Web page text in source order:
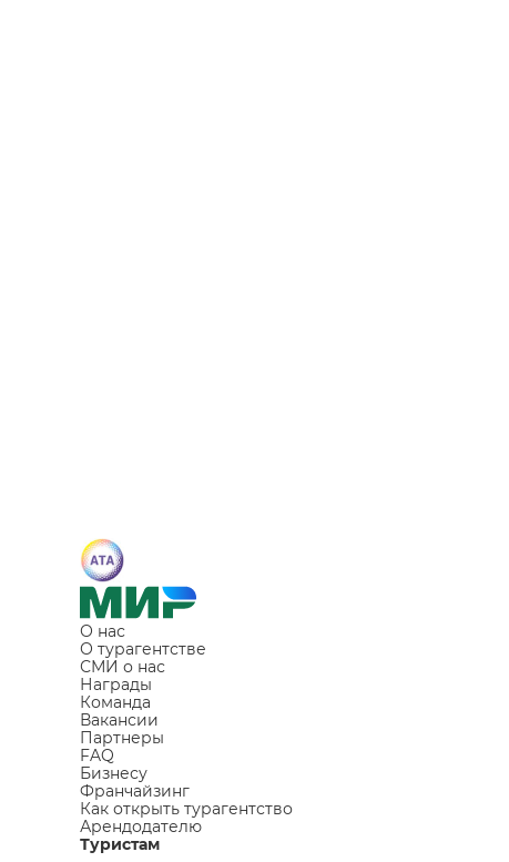
О нас
О турагентстве
СМИ о нас
Награды
Команда
Вакансии
Партнеры
FAQ
Бизнесу
Франчайзинг
Как открыть турагентство
Арендодателю
Туристам